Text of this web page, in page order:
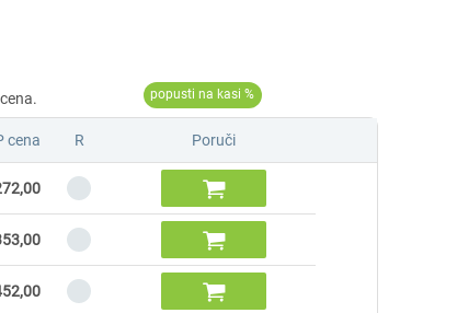
cena R Poruči


